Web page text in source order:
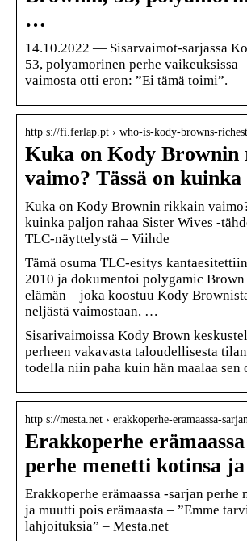
…
14.10.2022 — Sisarvaimot-sarjassa
53, polyamorinen perhe vaikeuksissa
vaimosta otti eron: ”Ei tämä toimi”.
http s://fi.ferlap.pt › who-is-kody-browns-
Kuka on Kody Brownin
vaimo? Tässä on
Kuka on Kody Brownin rikkain
kuinka paljon rahaa Sister Wives -
TLC-näyttelystä – Viihde
Tämä osuma TLC-esitys
2010 ja dokumentoi polygamic Brown
elämän – joka koostuu Kody
neljästä vaimostaan, …
Sisarivaimoissa Kody Brown
perheen vakavasta taloudellisesta
todella niin paha kuin hän maalaa sen
http s://mesta.net › erakkoperhe-eramaassa-
Erakkoperhe
perhe menetti kotinsa
Erakkoperhe erämaassa -sarjan perhe
ja muutti pois erämaasta – ”Emme
lahjoituksia” – Mesta.net